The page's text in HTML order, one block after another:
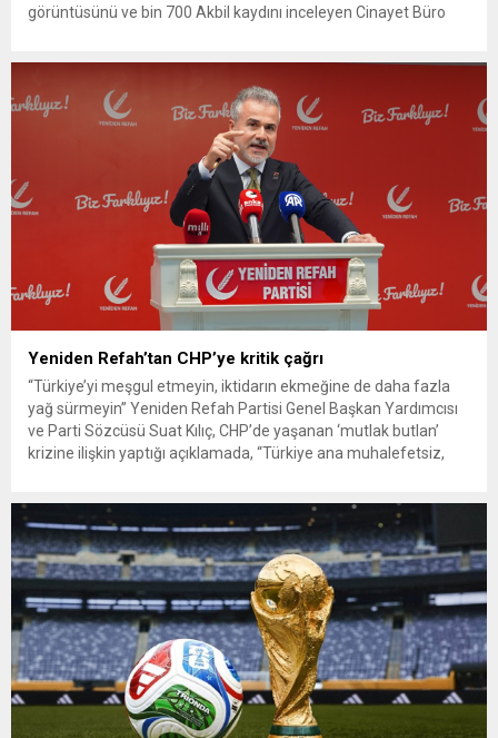
görüntüsünü ve bin 700 Akbil kaydını inceleyen Cinayet Büro
Yeniden Refah’tan CHP’ye kritik çağrı
“Türkiye’yi meşgul etmeyin, iktidarın ekmeğine de daha fazla
yağ sürmeyin” Yeniden Refah Partisi Genel Başkan Yardımcısı
ve Parti Sözcüsü Suat Kılıç, CHP’de yaşanan ‘mutlak butlan’
krizine ilişkin yaptığı açıklamada, “Türkiye ana muhalefetsiz,
olun. Türkiye’yi...